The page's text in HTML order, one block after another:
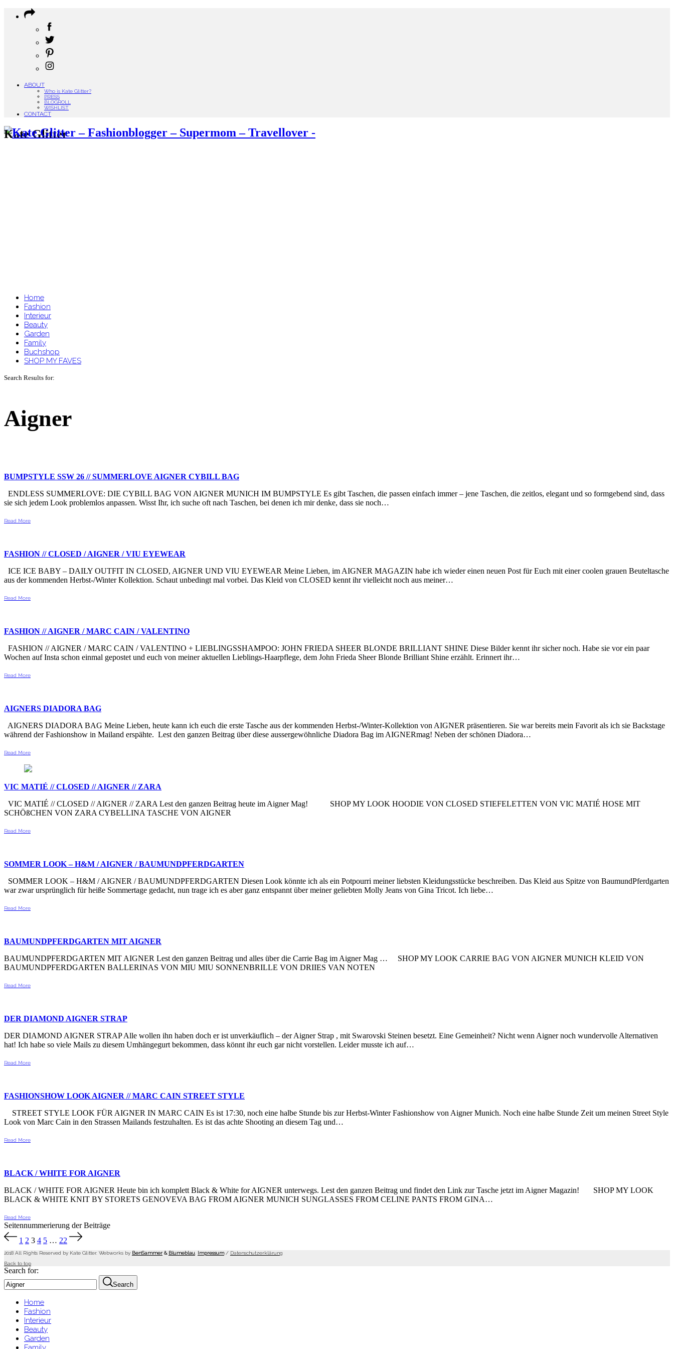
ABOUT
Who is Kate Glitter?
PRESS
BLOGROLL
WISHLIST
CONTACT
Kate Glitter
Home
Fashion
Interieur
Beauty
Garden
Family
Buchshop
SHOP MY FAVES
Search Results for:
Aigner
BUMPSTYLE SSW 26 // SUMMERLOVE AIGNER CYBILL BAG
ENDLESS SUMMERLOVE: DIE CYBILL BAG VON AIGNER MUNICH IM BUMPSTYLE Es gibt Taschen, die passen einfach immer – jene Taschen, die zeitlos, elegant und so formgebend sind, dass
sie sich jedem Look problemlos anpassen. Wisst Ihr, ich suche oft nach Taschen, bei denen ich mir denke, dass sie noch…
Read More
FASHION // CLOSED / AIGNER / VIU EYEWEAR
ICE ICE BABY – DAILY OUTFIT IN CLOSED, AIGNER UND VIU EYEWEAR Meine Lieben, im AIGNER MAGAZIN habe ich wieder einen neuen Post für Euch mit einer coolen grauen Beuteltasche
aus der kommenden Herbst-/Winter Kollektion. Schaut unbedingt mal vorbei. Das Kleid von CLOSED kennt ihr vielleicht noch aus meiner…
Read More
FASHION // AIGNER / MARC CAIN / VALENTINO
FASHION // AIGNER / MARC CAIN / VALENTINO + LIEBLINGSSHAMPOO: JOHN FRIEDA SHEER BLONDE BRILLIANT SHINE Diese Bilder kennt ihr sicher noch. Habe sie vor ein paar
Wochen auf Insta schon einmal gepostet und euch von meiner aktuellen Lieblings-Haarpflege, dem John Frieda Sheer Blonde Brilliant Shine erzählt. Erinnert ihr…
Read More
AIGNERS DIADORA BAG
AIGNERS DIADORA BAG Meine Lieben, heute kann ich euch die erste Tasche aus der kommenden Herbst-/Winter-Kollektion von AIGNER präsentieren. Sie war bereits mein Favorit als ich sie Backstage
während der Fashionshow in Mailand erspähte. Lest den ganzen Beitrag über diese aussergewöhnliche Diadora Bag im AIGNERmag! Neben der schönen Diadora…
Read More
VIC MATIÉ // CLOSED // AIGNER // ZARA
VIC MATIÉ // CLOSED // AIGNER // ZARA Lest den ganzen Beitrag heute im Aigner Mag! SHOP MY LOOK HOODIE VON CLOSED STIEFELETTEN VON VIC MATIÉ HOSE MIT
SCHÖßCHEN VON ZARA CYBELLINA TASCHE VON AIGNER
Read More
SOMMER LOOK – H&M / AIGNER / BAUMUNDPFERDGARTEN
SOMMER LOOK – H&M / AIGNER / BAUMUNDPFERDGARTEN Diesen Look könnte ich als ein Potpourri meiner liebsten Kleidungsstücke beschreiben. Das Kleid aus Spitze von BaumundPferdgarten
war zwar ursprünglich für heiße Sommertage gedacht, nun trage ich es aber ganz entspannt über meiner geliebten Molly Jeans von Gina Tricot. Ich liebe…
Read More
BAUMUNDPFERDGARTEN MIT AIGNER
BAUMUNDPFERDGARTEN MIT AIGNER Lest den ganzen Beitrag und alles über die Carrie Bag im Aigner Mag … SHOP MY LOOK CARRIE BAG VON AIGNER MUNICH KLEID VON
BAUMUNDPFERDGARTEN BALLERINAS VON MIU MIU SONNENBRILLE VON DRIIES VAN NOTEN
Read More
DER DIAMOND AIGNER STRAP
DER DIAMOND AIGNER STRAP Alle wollen ihn haben doch er ist unverkäuflich – der Aigner Strap , mit Swarovski Steinen besetzt. Eine Gemeinheit? Nicht wenn Aigner noch wundervolle Alternativen
hat! Ich habe so viele Mails zu diesem Umhängegurt bekommen, dass könnt ihr euch gar nicht vorstellen. Leider musste ich auf…
Read More
FASHIONSHOW LOOK AIGNER // MARC CAIN STREET STYLE
STREET STYLE LOOK FÜR AIGNER IN MARC CAIN Es ist 17:30, noch eine halbe Stunde bis zur Herbst-Winter Fashionshow von Aigner Munich. Noch eine halbe Stunde Zeit um meinen Street Style
Look von Marc Cain in den Strassen Mailands festzuhalten. Es ist das achte Shooting an diesem Tag und…
Read More
BLACK / WHITE FOR AIGNER
BLACK / WHITE FOR AIGNER Heute bin ich komplett Black & White for AIGNER unterwegs. Lest den ganzen Beitrag und findet den Link zur Tasche jetzt im Aigner Magazin! SHOP MY LOOK
BLACK & WHITE KNIT BY STORETS GENOVEVA BAG FROM AIGNER MUNICH SUNGLASSES FROM CELINE PANTS FROM GINA…
Read More
Seitennummerierung der Beiträge
1 2 3 4 5 … 22
2018 All Rights Reserved by Kate Glitter. Webworks by BenSammer & Blumeblau Impressum/ Datenschutzerklärung
Back to top
Search for:
Search
Home
Fashion
Interieur
Beauty
Garden